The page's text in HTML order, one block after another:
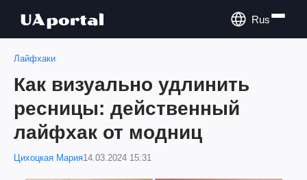
Rus
Лайфхаки
Как визуально удлинить
ресницы: действенный
лайфхак от модниц
Цихоцкая Мария14.03.2024 15:31